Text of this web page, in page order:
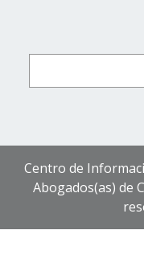
Centro de
Abogados(as) de